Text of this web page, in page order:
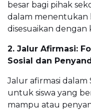
besar bagi pihak
dalam menentukan
disesuaikan
2. Jalur Afirmasi:
Sosial dan
Jalur afirmasi
untuk siswa yang
mampu atau